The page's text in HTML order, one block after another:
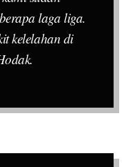
laga liga.
kelelahan di